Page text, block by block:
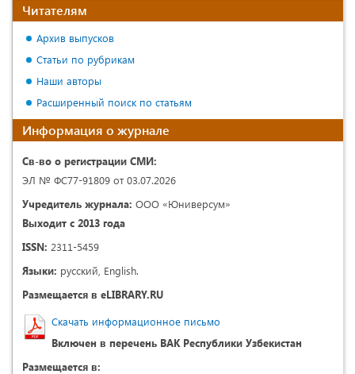
Читателям
Архив выпусков
Статьи по рубрикам
Наши авторы
Расширенный поиск по статьям
Информация о журнале
Св-во о регистрации СМИ:
ЭЛ № ФС77-91809 от 03.07.2026
Учредитель журнала: ООО «Юниверсум»
Выходит с 2013 года
ISSN: 2311-5459
Языки: русский, English.
Размещается в eLIBRARY.RU
Скачать информационное письмо
Включен в перечень ВАК Республики Узбекистан
Размещается в: